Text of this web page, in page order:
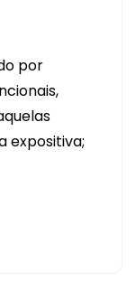
por
expositiva;